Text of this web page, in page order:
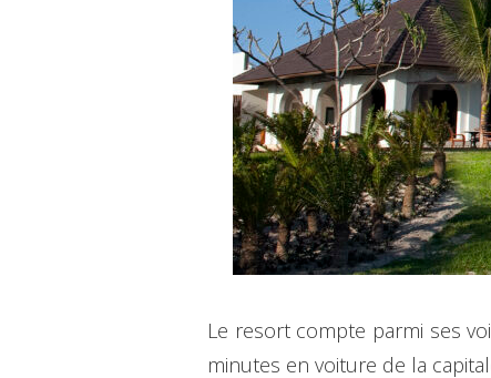
Le resort compte parmi ses
minutes en voiture de la